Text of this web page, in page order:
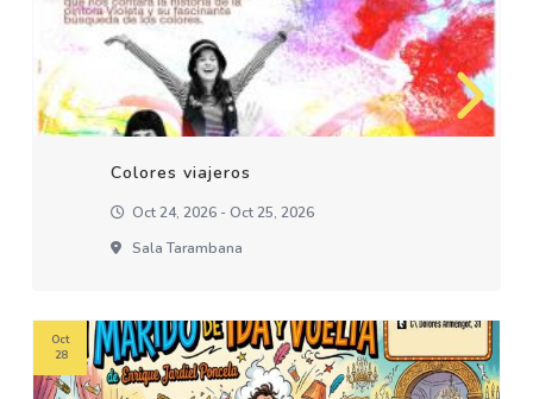
Colores viajeros
Oct 24, 2026 - Oct 25, 2026
Sala Tarambana
Oct
28